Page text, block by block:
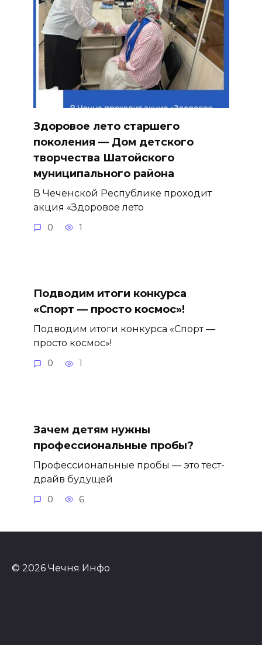
Здоровое лето старшего
поколения — Дом детского
творчества Шатойского
муниципального района
В Чеченской Республике проходит
акция «Здоровое лето
0 1
Подводим итоги конкурса
«Спорт — просто космос»!
Подводим итоги конкурса «Спорт —
просто космос»!
0 1
Зачем детям нужны
профессиональные пробы?
Профессиональные пробы — это тест-
драйв будущей
0 6
© 2026 Чечня Инфо